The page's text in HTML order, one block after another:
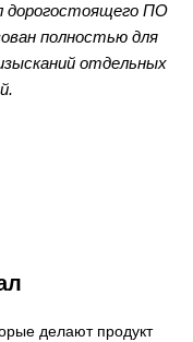
дорогостоящего ПО
полностью для
отдельных
делают продукт